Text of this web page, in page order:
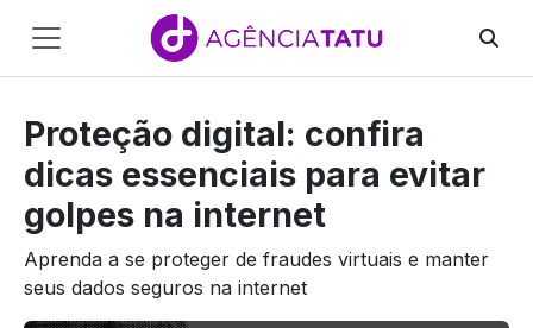
Pular para o conteúdo
Main
Navigation
Proteção digital: confira
dicas essenciais para evitar
golpes na internet
Aprenda a se proteger de fraudes virtuais e manter
seus dados seguros na internet